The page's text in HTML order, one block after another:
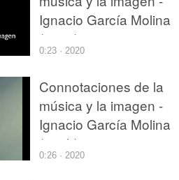
Ignacio García Molina
(p1_g)
0:23 · 2020
Connotaciones de la
música y la imagen -
Ignacio García Molina
(p1_h)
0:26 · 2020